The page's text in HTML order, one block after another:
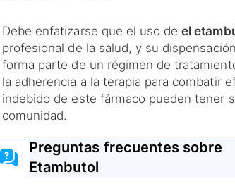
Debe enfatizarse que el uso deel
profesional de la salud, y su
forma parte de un régimen de
la adherencia a la terapia para combatir
indebido de este fármaco pueden tener
comunidad.
Preguntas frecuentes sobre
Etambutol